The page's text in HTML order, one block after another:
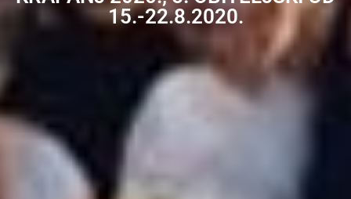
15.-22.8.2020.